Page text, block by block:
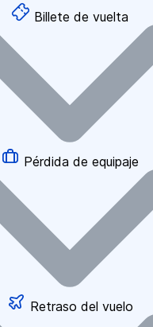
Billete de vuelta
Pérdida de equipaje
Retraso del vuelo